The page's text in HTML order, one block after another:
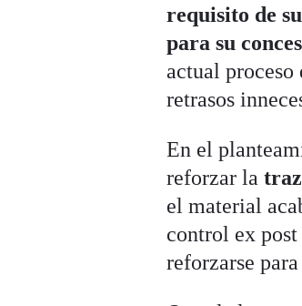
requisito de
para su
actual
retrasos
En el
reforzar la
el material
control ex
reforzarse